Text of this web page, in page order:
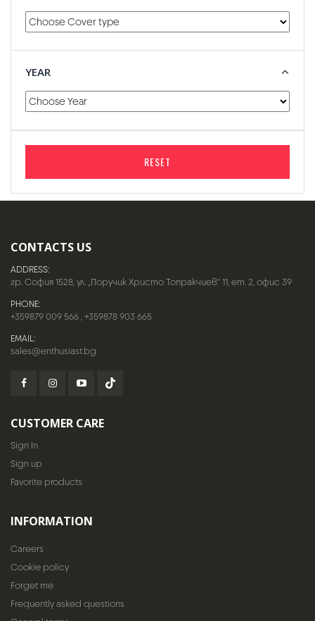
YEAR
RESET
CONTACTS US
ADDRESS:
гр. София 1528, ул. „Поручик Христо Топракчиев“ 11, ет. 2, офис 39
PHONE:
+359879 009 566,+359878 903 665
EMAIL:
sales@enthusiast.bg
CUSTOMER CARE
Sign In
Sign up
Favorite products
INFORMATION
Careers
Cookie policy
Forget me
Frequently asked questions